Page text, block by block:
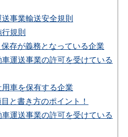
事業輸送安全規則
規則
存が義務となっている企業
運送事業の許可を受けている
車を保有する企業
と書き方のポイント！
運送事業の許可を受けている